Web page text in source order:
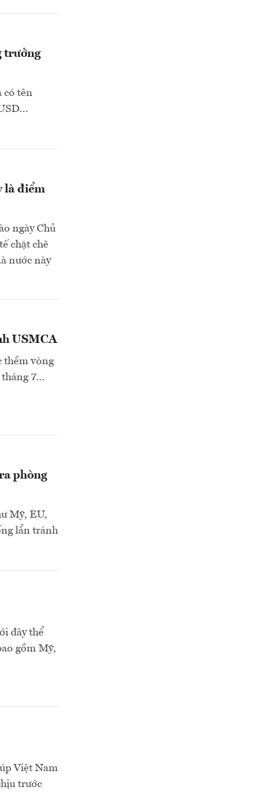
trưởng
có tên
là điểm
ngày Chủ
chặt chẽ
nước này
USMCA
thềm vòng
7...
phòng
Mỹ, EU,
lẩn tránh
đây thể
gồm Mỹ,
Việt Nam
trước